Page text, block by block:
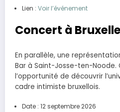
Lien : Voir l’événement
Concert à
En parallèle, une
Bar à Saint-Josse-ten-
l’opportunité de découvrir
cadre intimiste bruxellois.
Date : 12 septembre 2026